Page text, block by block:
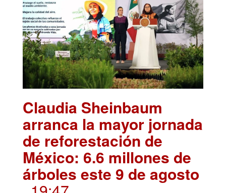
Claudia Sheinbaum
arranca la mayor jornada
de reforestación de
México: 6.6 millones de
árboles este 9 de agosto